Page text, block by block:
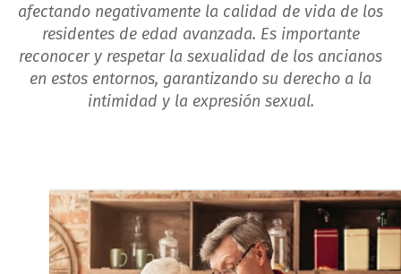
afectando negativamente la calidad de vida de los
residentes de edad avanzada. Es importante
reconocer y respetar la sexualidad de los ancianos
en estos entornos, garantizando su derecho a la
intimidad y la expresión sexual.